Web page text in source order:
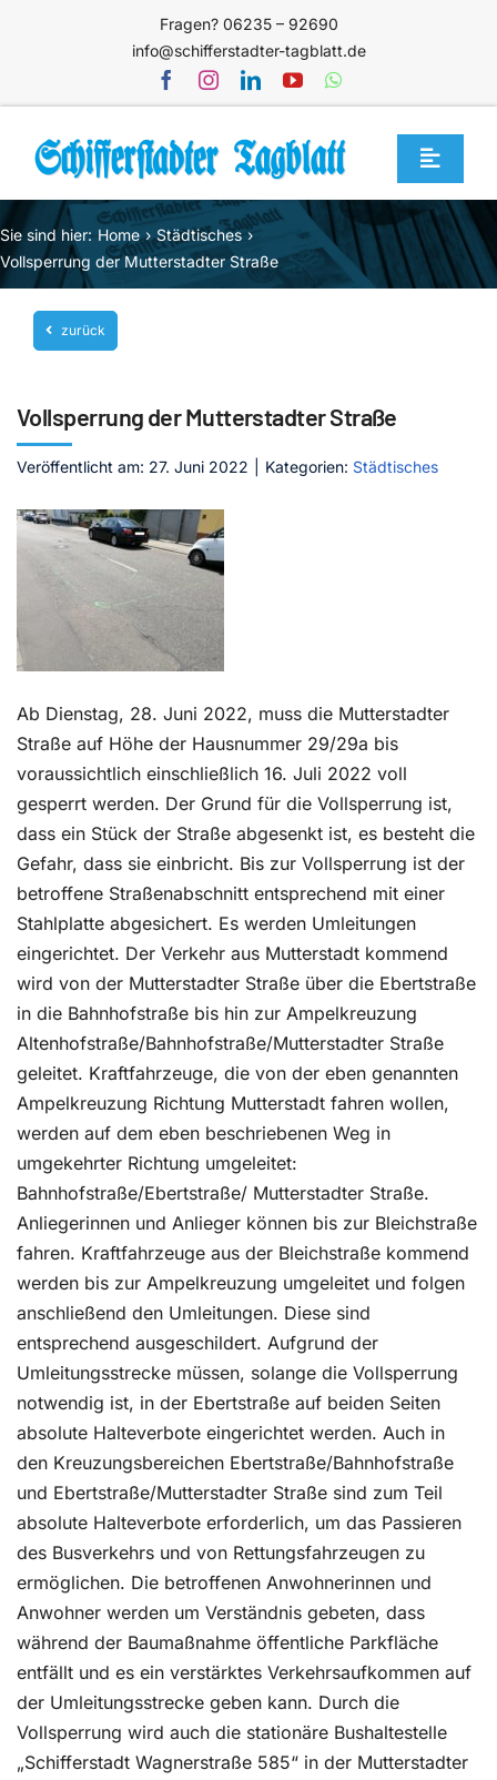
Fragen? 06235 – 92690
info@schifferstadter-tagblatt.de
Toggle
Home
Themen
Blog
Unternehmen
Mediathek
Kontakt
Sie sind hier: Home
Städtisches
Vollsperrung der Mutterstadter Straße
zurück
Vollsperrung der Mutterstadter Straße
Veröffentlicht am: 27. Juni 2022 Kategorien: Städtisches
Ab Dienstag, 28. Juni 2022, muss die Mutterstadter
Straße auf Höhe der Hausnummer 29/29a bis
voraussichtlich einschließlich 16. Juli 2022 voll
gesperrt werden. Der Grund für die Vollsperrung ist,
dass ein Stück der Straße abgesenkt ist, es besteht die
Gefahr, dass sie einbricht. Bis zur Vollsperrung ist der
betroffene Straßenabschnitt entsprechend mit einer
Stahlplatte abgesichert. Es werden Umleitungen
eingerichtet. Der Verkehr aus Mutterstadt kommend
wird von der Mutterstadter Straße über die Ebertstraße
in die Bahnhofstraße bis hin zur Ampelkreuzung
Altenhofstraße/Bahnhofstraße/Mutterstadter Straße
geleitet. Kraftfahrzeuge, die von der eben genannten
Ampelkreuzung Richtung Mutterstadt fahren wollen,
werden auf dem eben beschriebenen Weg in
umgekehrter Richtung umgeleitet:
Bahnhofstraße/Ebertstraße/ Mutterstadter Straße.
Anliegerinnen und Anlieger können bis zur Bleichstraße
fahren. Kraftfahrzeuge aus der Bleichstraße kommend
werden bis zur Ampelkreuzung umgeleitet und folgen
anschließend den Umleitungen. Diese sind
entsprechend ausgeschildert. Aufgrund der
Umleitungsstrecke müssen, solange die Vollsperrung
notwendig ist, in der Ebertstraße auf beiden Seiten
absolute Halteverbote eingerichtet werden. Auch in
den Kreuzungsbereichen Ebertstraße/Bahnhofstraße
und Ebertstraße/Mutterstadter Straße sind zum Teil
absolute Halteverbote erforderlich, um das Passieren
des Busverkehrs und von Rettungsfahrzeugen zu
ermöglichen. Die betroffenen Anwohnerinnen und
Anwohner werden um Verständnis gebeten, dass
während der Baumaßnahme öffentliche Parkfläche
entfällt und es ein verstärktes Verkehrsaufkommen auf
der Umleitungsstrecke geben kann. Durch die
Vollsperrung wird auch die stationäre Bushaltestelle
„Schifferstadt Wagnerstraße 585“ in der Mutterstadter